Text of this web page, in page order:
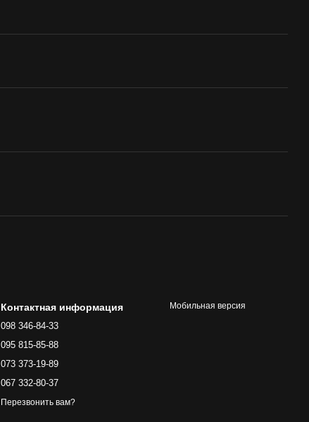
Контактная информация
098 346-84-33
095 815-85-88
073 373-19-89
067 332-80-37
Перезвонить вам?
Мобильная версия